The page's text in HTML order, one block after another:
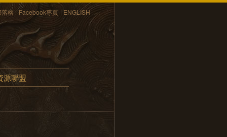
格 Facebook專頁 ENGLISH
源聯盟